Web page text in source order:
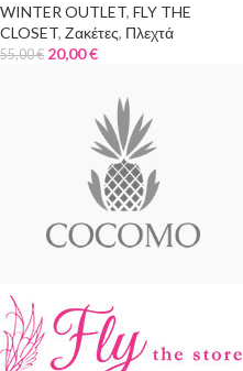
WINTER OUTLET, FLY THE
CLOSET, Ζακέτες, Πλεχτά
55,00€ 20,00€